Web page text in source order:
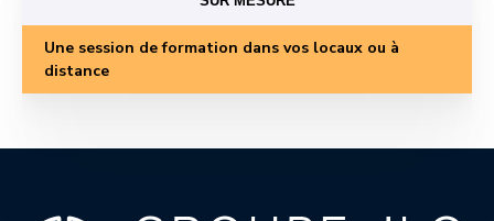
Une session de formation dans vos locaux ou à
distance